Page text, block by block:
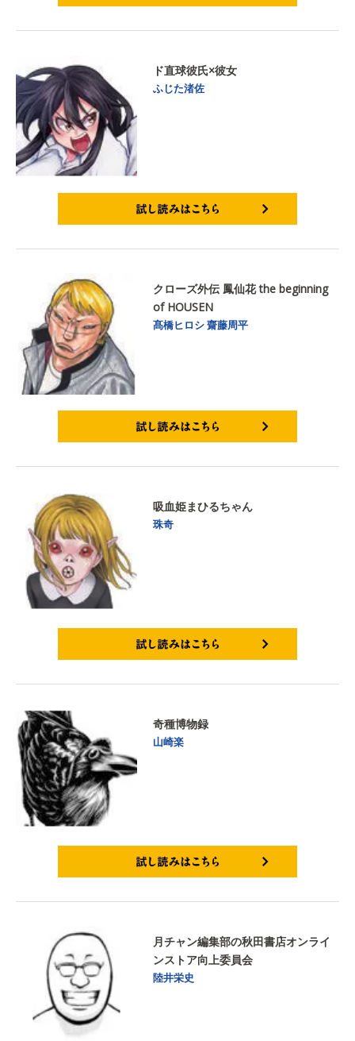
ド直球彼氏×彼女
ふじた渚佐
クローズ外伝 鳳仙花 the beginning
of HOUSEN
髙橋ヒロシ齋藤周平
吸血姫まひるちゃん
珠奇
奇種博物録
山崎楽
月チャン編集部の秋田書店オンライ
ンストア向上委員会
陸井栄史